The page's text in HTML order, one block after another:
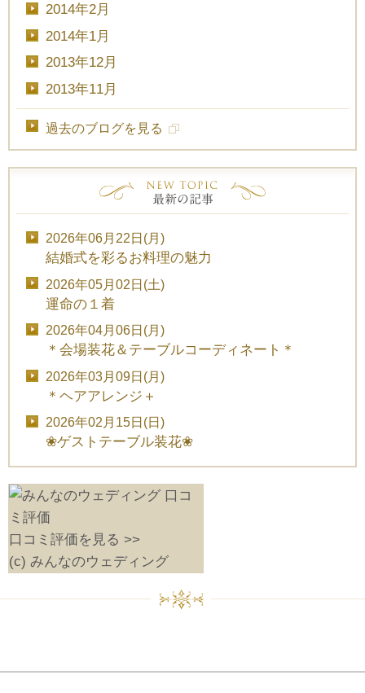
2014年2月
2014年1月
2013年12月
2013年11月
過去のブログを見る
2026年06月22日(月)
結婚式を彩るお料理の魅力
2026年05月02日(土)
運命の１着
2026年04月06日(月)
＊会場装花＆テーブルコーディネート＊
2026年03月09日(月)
＊ヘアアレンジ＋
2026年02月15日(日)
❀ゲストテーブル装花❀
口コミ評価を見る >>
(c) みんなのウェディング